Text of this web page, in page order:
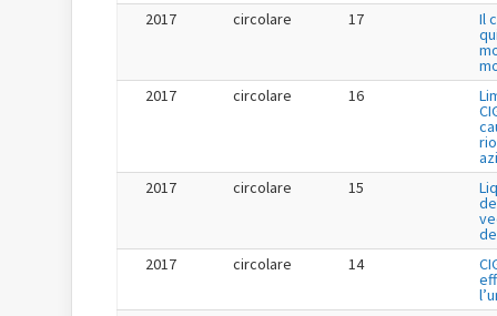
2017
circolare 17 Il
2017
circolare 16
2017
circolare 15
2017
circolare 14